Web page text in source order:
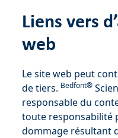
Liens vers
web
Le site web peut
de tiers. Bedfont®
responsable du
toute responsabilité
dommage résultant